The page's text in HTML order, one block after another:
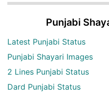
Punjabi
Latest Punjabi Status
Punjabi Shayari Images
2 Lines Punjabi Status
Dard Punjabi Status